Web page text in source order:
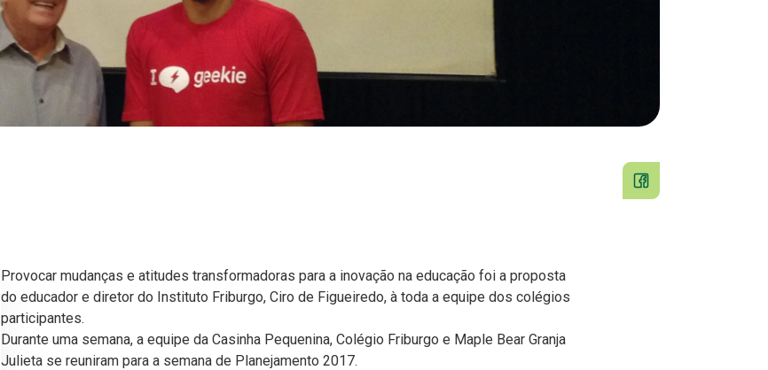
Provocar mudanças e atitudes transformadoras para a inovação na educação foi a proposta
do educador e diretor do Instituto Friburgo, Ciro de Figueiredo, à toda a equipe dos colégios
participantes.
Durante uma semana, a equipe da Casinha Pequenina, Colégio Friburgo e Maple Bear Granja
Julieta se reuniram para a semana de Planejamento 2017.